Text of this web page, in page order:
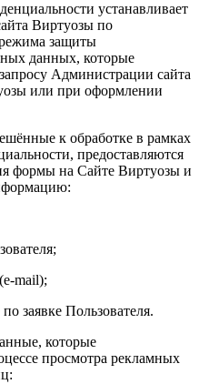
устанавливает
Виртуозы по
защиты
данных, которые
Администрации сайта
или при оформлении
к обработке в рамках
предоставляются
формы на Сайте Виртуозы и
mail);
заявке Пользователя.
которые
просмотра рекламных